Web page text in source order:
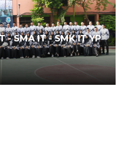
- SMA IT - SMK IT YP